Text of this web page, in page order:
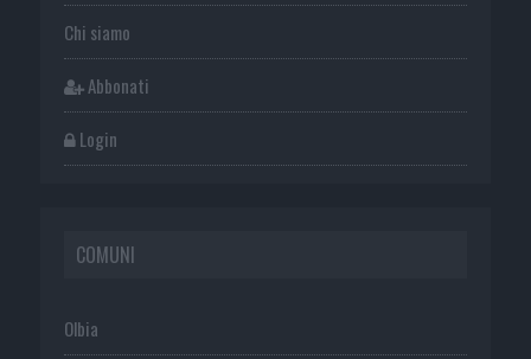
Chi siamo
Abbonati
Login
COMUNI
Olbia